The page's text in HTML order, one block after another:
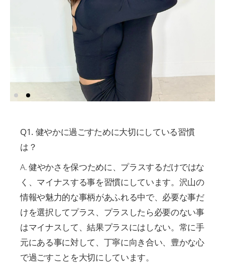
Q1. 健やかに過ごすために大切にしている習慣
は？
A. 健やかさを保つために、プラスするだけではな
く、マイナスする事を習慣にしています。沢山の
情報や魅力的な事柄があふれる中で、必要な事だ
けを選択してプラス、プラスしたら必要のない事
はマイナスして、結果プラスにはしない。常に手
元にある事に対して、丁寧に向き合い、豊かな心
で過ごすことを大切にしています。